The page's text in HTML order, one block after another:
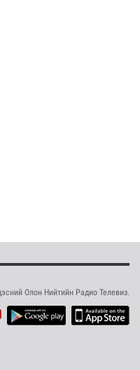
Олон Нийтийн Радио Телевиз.